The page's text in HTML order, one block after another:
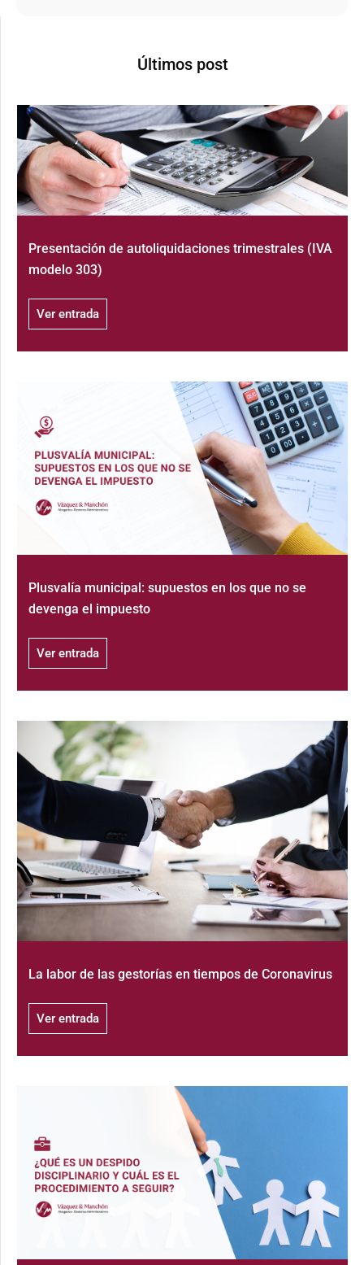
Últimos post
Presentación de autoliquidaciones trimestrales (IVA
modelo 303)
Ver entrada
Plusvalía municipal: supuestos en los que no se
devenga el impuesto
Ver entrada
La labor de las gestorías en tiempos de Coronavirus
Ver entrada